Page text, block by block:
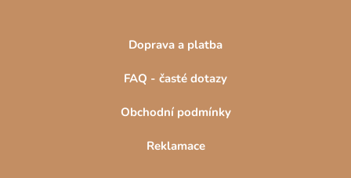
Doprava a platba
FAQ - časté dotazy
Obchodní podmínky
Reklamace